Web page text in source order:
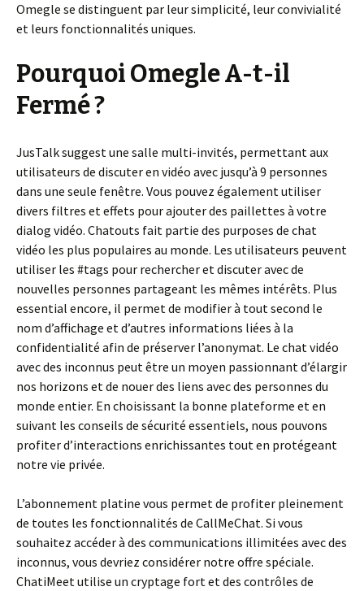
Omegle se distinguent par leur simplicité, leur convivialité
et leurs fonctionnalités uniques.
Pourquoi Omegle A-t-il
Fermé ?
JusTalk suggest une salle multi-invités, permettant aux
utilisateurs de discuter en vidéo avec jusqu’à 9 personnes
dans une seule fenêtre. Vous pouvez également utiliser
divers filtres et effets pour ajouter des paillettes à votre
dialog vidéo. Chatouts fait partie des purposes de chat
vidéo les plus populaires au monde. Les utilisateurs peuvent
utiliser les #tags pour rechercher et discuter avec de
nouvelles personnes partageant les mêmes intérêts. Plus
essential encore, il permet de modifier à tout second le
nom d’affichage et d’autres informations liées à la
confidentialité afin de préserver l’anonymat. Le chat vidéo
avec des inconnus peut être un moyen passionnant d’élargir
nos horizons et de nouer des liens avec des personnes du
monde entier. En choisissant la bonne plateforme et en
suivant les conseils de sécurité essentiels, nous pouvons
profiter d’interactions enrichissantes tout en protégeant
notre vie privée.
L’abonnement platine vous permet de profiter pleinement
de toutes les fonctionnalités de CallMeChat. Si vous
souhaitez accéder à des communications illimitées avec des
inconnus, vous devriez considérer notre offre spéciale.
ChatiMeet utilise un cryptage fort et des contrôles de